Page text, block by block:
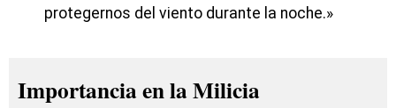
protegernos del viento durante la noche.»
Importancia en la Milicia